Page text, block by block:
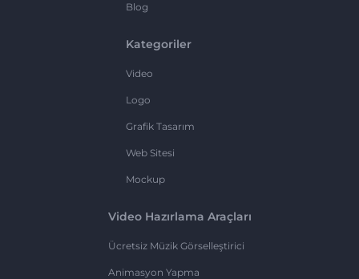
Blog
Kategoriler
Video
Logo
Grafik Tasarım
Web Sitesi
Mockup
Video Hazırlama Araçları
Ücretsiz Müzik Görselleştirici
Animasyon Yapma